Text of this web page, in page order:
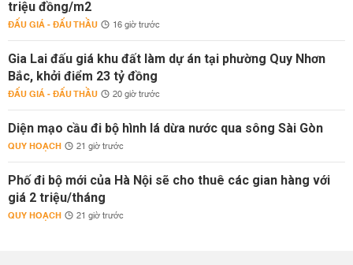
triệu đồng/m2
ĐẤU GIÁ - ĐẤU THẦU 16 giờ trước
Gia Lai đấu giá khu đất làm dự án tại phường Quy Nhơn
Bắc, khởi điểm 23 tỷ đồng
ĐẤU GIÁ - ĐẤU THẦU 20 giờ trước
Diện mạo cầu đi bộ hình lá dừa nước qua sông Sài Gòn
QUY HOẠCH 21 giờ trước
Phố đi bộ mới của Hà Nội sẽ cho thuê các gian hàng với
giá 2 triệu/tháng
QUY HOẠCH 21 giờ trước